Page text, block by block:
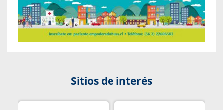
Sitios de interés